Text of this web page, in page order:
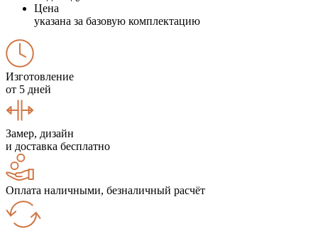
Цена
указана за базовую комплектацию
Изготовление
от 5 дней
Замер, дизайн
и доставка бесплатно
Оплата наличными, безналичный расчёт